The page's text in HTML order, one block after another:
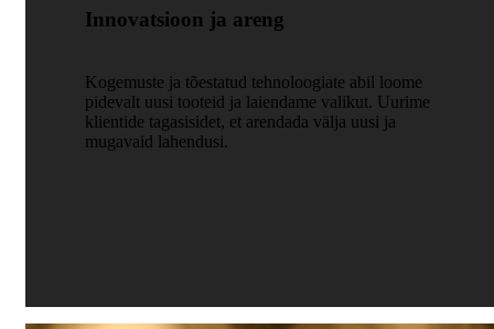
Innovatsioon ja areng
Kogemuste ja tõestatud tehnoloogiate abil loome
pidevalt uusi tooteid ja laiendame valikut. Uurime
klientide tagasisidet, et arendada välja uusi ja
mugavaid lahendusi.